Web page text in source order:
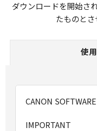
ダウンロードを開始さ
たものとさ
使
CANON
IMPORTANT